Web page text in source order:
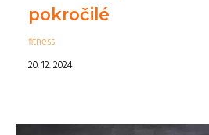
pokročilé
fitness
20. 12. 2024